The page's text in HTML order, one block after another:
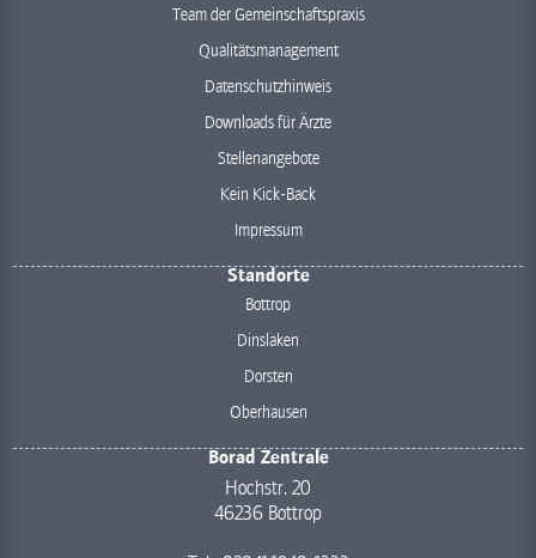
Team der Gemeinschaftspraxis
Qualitätsmanagement
Datenschutzhinweis
Downloads für Ärzte
Stellenangebote
Kein Kick-Back
Impressum
Standorte
Bottrop
Dinslaken
Dorsten
Oberhausen
Borad Zentrale
Hochstr. 20
46236 Bottrop